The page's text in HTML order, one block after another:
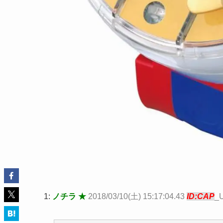
1: ノチラ ★ 2018/03/10(土) 15:17:04.43 ID:CAP